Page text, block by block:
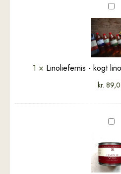
-
½
l
1 × Linoliefernis - kogt
kr.